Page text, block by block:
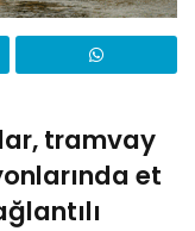
tramvay
et